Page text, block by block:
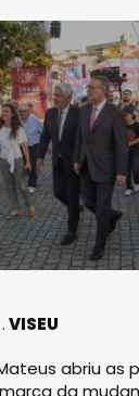
VISEU
abriu as
da